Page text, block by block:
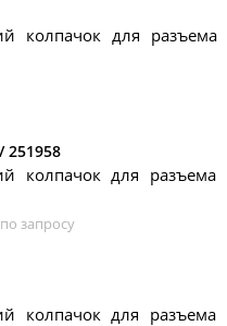
колпачок для разъема
251958
колпачок для разъема
запросу
колпачок для разъема